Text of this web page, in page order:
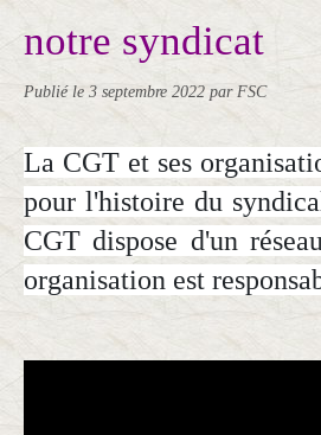
notre syndicat
Publié le 3 septembre 2022 par FSC
La CGT et ses
pour l'histoire du
CGT dispose d'un
organisation est